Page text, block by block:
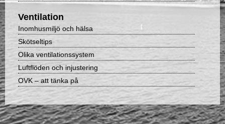
Ventilation
Inomhusmiljö och hälsa
Skötseltips
Olika ventilationssystem
Luftflöden och injustering
OVK – att tänka på